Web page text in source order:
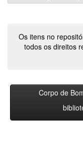
Os itens no
todos os direitos
Corpo de